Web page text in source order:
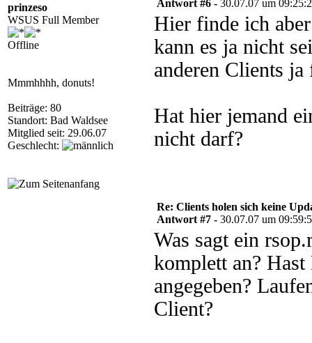
prinzeso
WSUS Full Member
Offline
Mmmhhhh, donuts!
Beiträge: 80
Standort: Bad Waldsee
Mitglied seit: 29.06.07
Geschlecht:
Antwort #6 - 30.07.07 um
Hier finde ich
kann es ja nicht
anderen Clients
Hat hier jemand
nicht darf?
Re: Clients holen sich keine
Antwort #7 - 30.07.07 um
Was sagt ein
komplett an?
angegeben?
Client?